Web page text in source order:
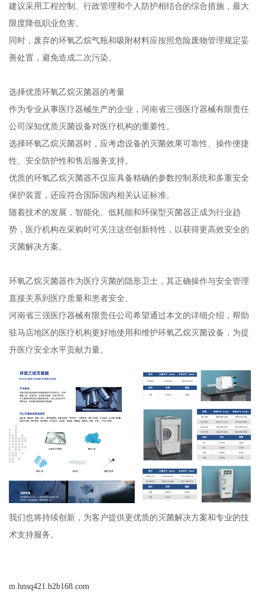
建议采用工程控制、行政管理和个人防护相结合的综合措施，最大
限度降低职业危害。
同时，废弃的环氧乙烷气瓶和吸附材料应按照危险废物管理规定妥
善处置，避免造成二次污染。
选择优质环氧乙烷灭菌器的考量
作为专业从事医疗器械生产的企业，河南省三强医疗器械有限责任
公司深知优质灭菌设备对医疗机构的重要性。
选择环氧乙烷灭菌器时，应考虑设备的灭菌效果可靠性、操作便捷
性、安全防护性和售后服务支持。
优质的环氧乙烷灭菌器不仅应具备精确的参数控制系统和多重安全
保护装置，还应符合国际国内相关认证标准。
随着技术的发展，智能化、低耗能和环保型灭菌器正成为行业趋
势，医疗机构在采购时可关注这些创新特性，以获得更高效安全的
灭菌解决方案。
环氧乙烷灭菌器作为医疗灭菌的隐形卫士，其正确操作与安全管理
直接关系到医疗质量和患者安全。
河南省三强医疗器械有限责任公司希望通过本文的详细介绍，帮助
驻马店地区的医疗机构更好地使用和维护环氧乙烷灭菌设备，为提
升医疗安全水平贡献力量。
我们也将持续创新，为客户提供更优质的灭菌解决方案和专业的技
术支持服务。
m.hnsq421.b2b168.com